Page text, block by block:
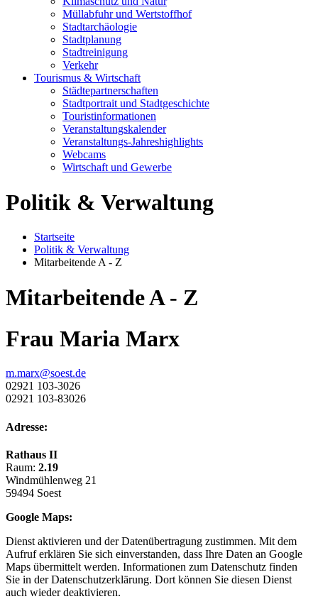
Müllabfuhr und Wertstoffhof
Stadtarchäologie
Stadtplanung
Stadtreinigung
Verkehr
Tourismus & Wirtschaft
Städtepartnerschaften
Stadtportrait und Stadtgeschichte
Touristinformationen
Veranstaltungskalender
Veranstaltungs-Jahreshighlights
Webcams
Wirtschaft und Gewerbe
Politik & Verwaltung
Startseite
Politik & Verwaltung
Mitarbeitende A - Z
Mitarbeitende A - Z
Frau Maria Marx
m.marx@soest.de
02921 103-3026
02921 103-83026
Adresse:
Rathaus II
Raum: 2.19
Windmühlenweg 21
59494 Soest
Google Maps:
Dienst aktivieren und der Datenübertragung zustimmen. Mit dem
Aufruf erklären Sie sich einverstanden, dass Ihre Daten an Google
Maps übermittelt werden. Informationen zum Datenschutz finden
Sie in der Datenschutzerklärung. Dort können Sie diesen Dienst
auch wieder deaktivieren.